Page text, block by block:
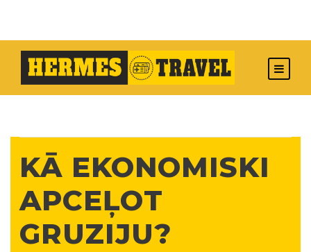
KĀ EKONOMISKI
APCEĻOT
GRUZIJU?